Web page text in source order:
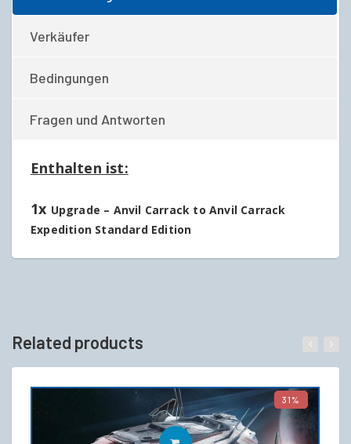
Verkäufer
Bedingungen
Fragen und Antworten
Enthalten ist:
1x Upgrade – Anvil Carrack to Anvil Carrack
Expedition Standard Edition
Related products
31%